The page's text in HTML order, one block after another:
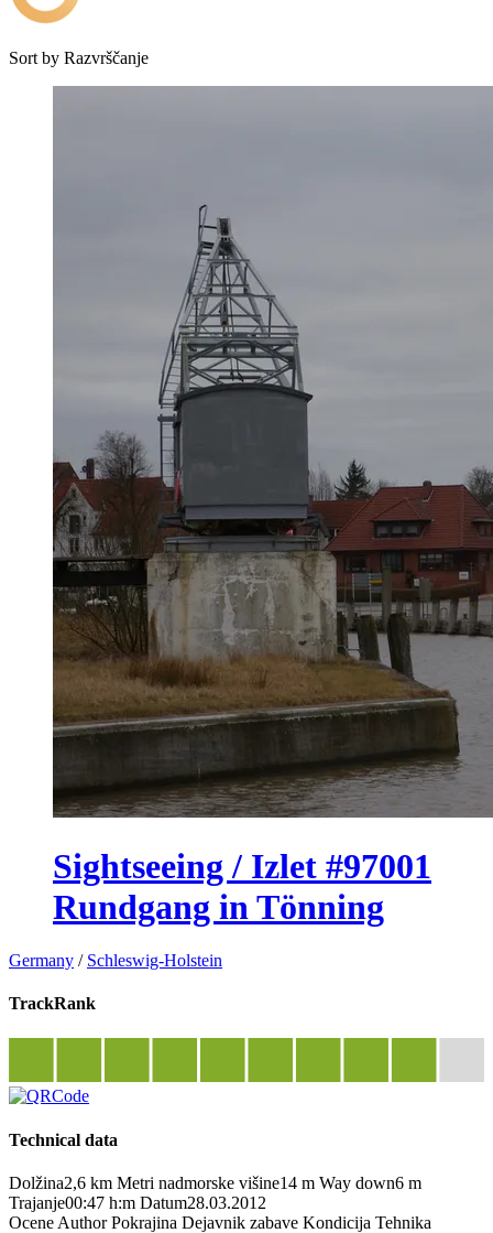
Sort by Razvrščanje
Sightseeing / Izlet #97001
Rundgang in Tönning
Germany / Schleswig-Holstein
TrackRank
Technical data
Dolžina2,6 km Metri nadmorske višine14 m Way down6 m
Trajanje00:47 h:m Datum28.03.2012
Ocene Author Pokrajina Dejavnik zabave Kondicija Tehnika